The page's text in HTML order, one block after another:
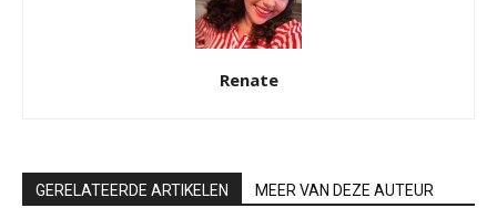
Renate
GERELATEERDE ARTIKELEN MEER VAN DEZE AUTEUR